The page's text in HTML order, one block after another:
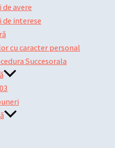
de avere
de interese
cu caracter personal
Succesorala